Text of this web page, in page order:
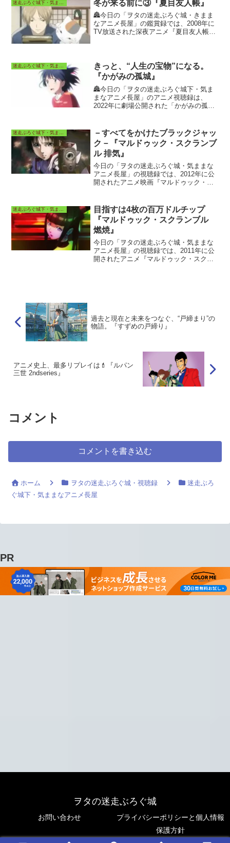
す。
冬が来る前に③『夏目友人帳』
🏯今日の「ヲタの迷走ぶろぐ城・きまま
なアニメ長屋」の鑑賞録では、2008年に
TV放送された深夜アニメ『夏目友人帳』
迷走ぶろぐ城下・気ままなアニメ長屋
きっと、“人生の宝物”になる。
『かがみの孤城』
🏯今日の「ヲタの迷走ぶろぐ城下・気ま
まなアニメ長屋」のアニメ視聴録は、
2022年に劇場公開された「かがみの孤
－すべてをかけたブラックジャッ
ク－『マルドゥック・スクランブ
ル 排気』
今日の「ヲタの迷走ぶろぐ城・気ままな
アニメ長屋」の視聴録では、2012年に公
開されたアニメ映画『マルドゥック・ス
投稿書き込み者は著者otamaroです。
迷走ぶろぐ城下・気ままなアニメ長屋
目指すは4枚の百万ドルチップ
『マルドゥック・スクランブル
燃焼』
今日の「ヲタの迷走ぶろぐ城・気ままな
アニメ長屋」の視聴録では、2011年に公
開されたアニメ『マルドゥック・スクラ
過去と現在と未来をつなぐ、“戸締まり”の
物語。『すずめの戸締り』
アニメ史上、最多リプレイは💄『ルパン
三世 2ndseries』
コメント
コメントを書き込む
ホーム ヲタの迷走ぶろぐ城・視聴録
迷走ぶろ
ぐ城下・気ままなアニメ長屋
PR
ヲタの迷走ぶろぐ城
お問い合わせ
プライバシーポリシーと個人情報
保護方針